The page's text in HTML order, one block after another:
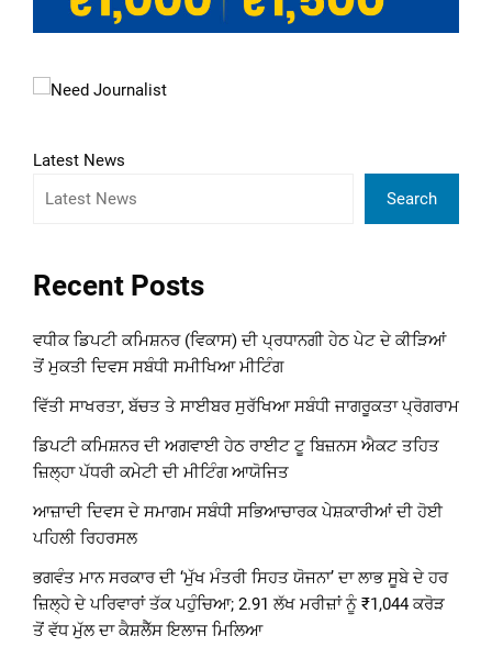
Latest News
Search
Recent Posts
ਵਧੀਕ ਡਿਪਟੀ ਕਮਿਸ਼ਨਰ (ਵਿਕਾਸ) ਦੀ ਪ੍ਰਧਾਨਗੀ ਹੇਠ ਪੇਟ ਦੇ ਕੀੜਿਆਂ
ਤੋਂ ਮੁਕਤੀ ਦਿਵਸ ਸਬੰਧੀ ਸਮੀਖਿਆ ਮੀਟਿੰਗ
ਵਿੱਤੀ ਸਾਖਰਤਾ, ਬੱਚਤ ਤੇ ਸਾਈਬਰ ਸੁਰੱਖਿਆ ਸਬੰਧੀ ਜਾਗਰੂਕਤਾ ਪ੍ਰੋਗਰਾਮ
ਡਿਪਟੀ ਕਮਿਸ਼ਨਰ ਦੀ ਅਗਵਾਈ ਹੇਠ ਰਾਈਟ ਟੂ ਬਿਜ਼ਨਸ ਐਕਟ ਤਹਿਤ
ਜ਼ਿਲ੍ਹਾ ਪੱਧਰੀ ਕਮੇਟੀ ਦੀ ਮੀਟਿੰਗ ਆਯੋਜਿਤ
ਆਜ਼ਾਦੀ ਦਿਵਸ ਦੇ ਸਮਾਗਮ ਸਬੰਧੀ ਸਭਿਆਚਾਰਕ ਪੇਸ਼ਕਾਰੀਆਂ ਦੀ ਹੋਈ
ਪਹਿਲੀ ਰਿਹਰਸਲ
ਭਗਵੰਤ ਮਾਨ ਸਰਕਾਰ ਦੀ ‘ਮੁੱਖ ਮੰਤਰੀ ਸਿਹਤ ਯੋਜਨਾ’ ਦਾ ਲਾਭ ਸੂਬੇ ਦੇ ਹਰ
ਜ਼ਿਲ੍ਹੇ ਦੇ ਪਰਿਵਾਰਾਂ ਤੱਕ ਪਹੁੰਚਿਆ; 2.91 ਲੱਖ ਮਰੀਜ਼ਾਂ ਨੂੰ ₹1,044 ਕਰੋੜ
ਤੋਂ ਵੱਧ ਮੁੱਲ ਦਾ ਕੈਸ਼ਲੈੱਸ ਇਲਾਜ ਮਿਲਿਆ